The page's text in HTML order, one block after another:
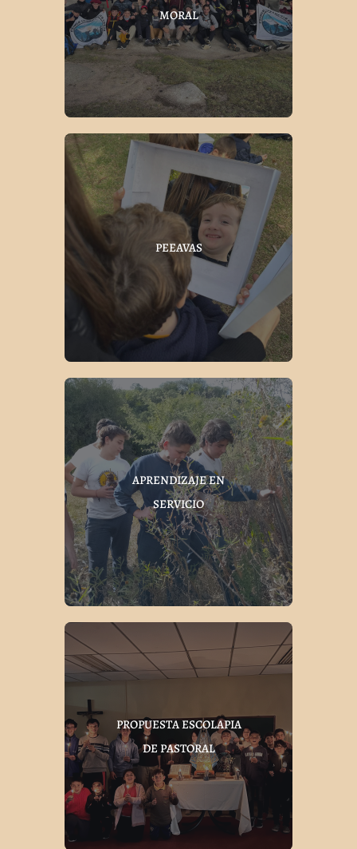
MORAL
PEEAVAS
APRENDIZAJE EN
SERVICIO
PROPUESTA ESCOLAPIA
DE PASTORAL